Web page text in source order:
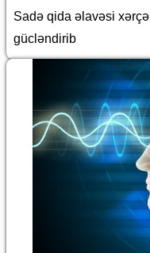
Sadə qida əlavəsi
gücləndirib